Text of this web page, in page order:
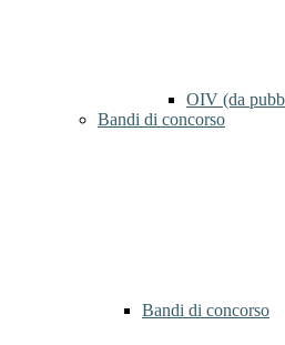
OIV (da
Bandi di concorso
Bandi di concorso